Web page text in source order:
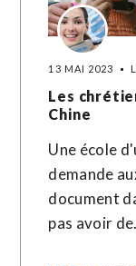
13 MAI 2023
Les
Chine
Une école
demande
document
pas avoir